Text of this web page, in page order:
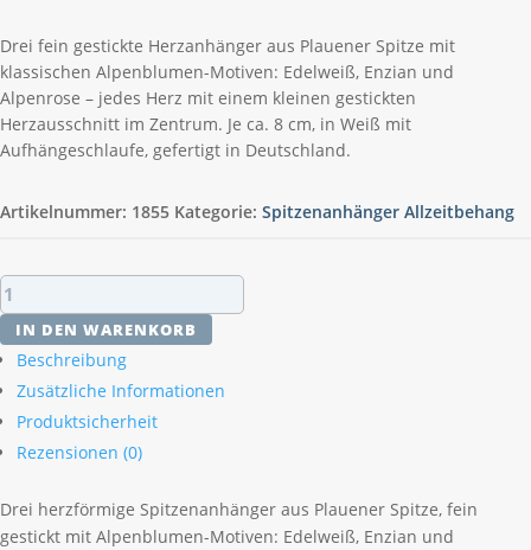
Drei fein gestickte Herzanhänger aus Plauener Spitze mit
klassischen Alpenblumen-Motiven: Edelweiß, Enzian und
Alpenrose – jedes Herz mit einem kleinen gestickten
Herzausschnitt im Zentrum. Je ca. 8 cm, in Weiß mit
Aufhängeschlaufe, gefertigt in Deutschland.
Artikelnummer: 1855 Kategorie: Spitzenanhänger Allzeitbehang
Plauener
Spitze
Herz-
Anhänger
Alpenblumen
3er
Set
IN DEN WARENKORB
Beschreibung
Zusätzliche Informationen
Produktsicherheit
Rezensionen (0)
Drei herzförmige Spitzenanhänger aus Plauener Spitze, fein
gestickt mit Alpenblumen-Motiven: Edelweiß, Enzian und